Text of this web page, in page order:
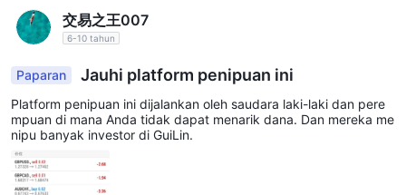
交易之王007
6-10 tahun
Paparan Jauhi platform penipuan ini
Platform penipuan ini dijalankan oleh saudara laki-laki dan pere
mpuan di mana Anda tidak dapat menarik dana. Dan mereka me
nipu banyak investor di GuiLin.